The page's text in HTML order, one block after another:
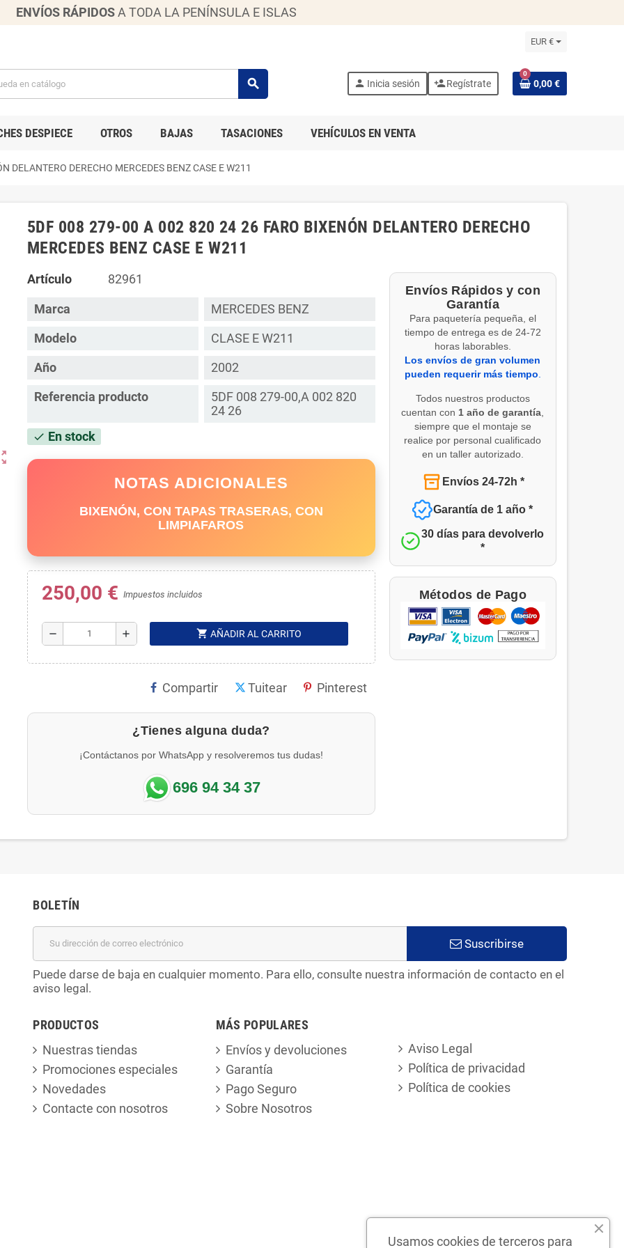
ENVÍOS RÁPIDOS A TODA LA PENÍNSULA E ISLAS
EUR €
search person Inicia sesión person_addRegístrate
0
0,00 €
DESPIECE OTROS BAJAS TASACIONES VEHÍCULOS EN VENTA
DERECHO MERCEDES BENZ CASE E W211
5DF 008 279-00 A 002 820 24 26 FARO BIXENÓN DELANTERO DERECHO
MERCEDES BENZ CASE E W211
Artículo 82961
Marca
MERCEDES BENZ
Modelo
CLASE E W211
Año
2002
Referencia producto
5DF 008 279-00,A 002 820
24 26
check En stock
NOTAS ADICIONALES
BIXENÓN, CON TAPAS TRASERAS, CON
LIMPIAFAROS
250,00 € Impuestos incluidos
remove add shopping_cart AÑADIR AL CARRITO
Compartir Tuitear Pinterest
¿Tienes alguna duda?
¡Contáctanos por WhatsApp y resolveremos tus dudas!
696 94 34 37
Envíos Rápidos y con
Garantía
Para paquetería pequeña, el
tiempo de entrega es de 24-72
horas laborables.
Los envíos de gran volumen
pueden requerir más tiempo
Todos nuestros productos
cuentan con 1 año de garantía
siempre que el montaje se
realice por personal cualificado
en un taller autorizado.
Envíos 24-72h *
Garantía de 1 año *
30 días para devolverlo
*
Métodos de Pago
BOLETÍN
Suscribirse
Puede darse de baja en cualquier momento. Para ello, consulte nuestra información de contacto en el
aviso legal.
PRODUCTOS
Nuestras tiendas
Promociones especiales
Novedades
Contacte con nosotros
MÁS POPULARES
Envíos y devoluciones
Garantía
Pago Seguro
Sobre Nosotros
Aviso Legal
Política de privacidad
Política de cookies
Usamos cookies de terceros para